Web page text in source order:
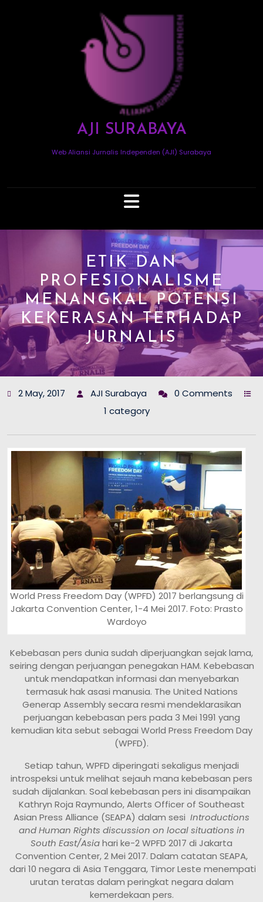
AJI SURABAYA
Web Aliansi Jurnalis Independen (AJI) Surabaya
Open
Button
ETIK DAN
PROFESIONALISME
MENANGKAL POTENSI
KEKERASAN TERHADAP
JURNALIS
2 May, 2017 AJI Surabaya
0 Comments
1 category
World Press Freedom Day (WPFD) 2017 berlangsung di
Jakarta Convention Center, 1-4 Mei 2017. Foto: Prasto
Wardoyo
Kebebasan pers dunia sudah diperjuangkan sejak lama,
seiring dengan perjuangan penegakan HAM. Kebebasan
untuk mendapatkan informasi dan menyebarkan
termasuk hak asasi manusia. The United Nations
Generap Assembly secara resmi mendeklarasikan
perjuangan kebebasan pers pada 3 Mei 1991 yang
kemudian kita sebut sebagai World Press Freedom Day
(WPFD).
Setiap tahun, WPFD diperingati sekaligus menjadi
introspeksi untuk melihat sejauh mana kebebasan pers
sudah dijalankan. Soal kebebasan pers ini disampaikan
Kathryn Roja Raymundo, Alerts Officer of Southeast
Asian Press Alliance (SEAPA) dalam sesi Introductions
and Human Rights discussion on local situations in
South East/Asiahari ke-2 WPFD 2017 di Jakarta
Convention Center, 2 Mei 2017. Dalam catatan SEAPA,
dari 10 negara di Asia Tenggara, Timor Leste menempati
urutan teratas dalam peringkat negara dalam
kemerdekaan pers.